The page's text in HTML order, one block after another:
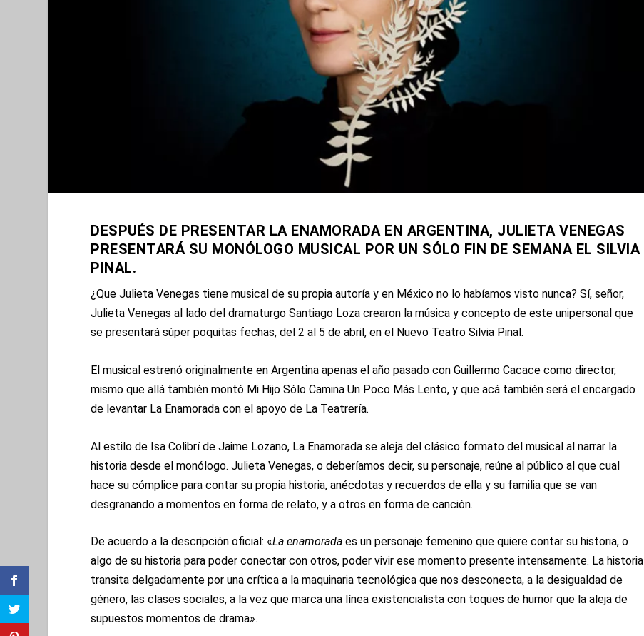
DESPUÉS DE PRESENTAR LA ENAMORADA EN ARGENTINA, JULIETA VENEGAS
PRESENTARÁ SU MONÓLOGO MUSICAL POR UN SÓLO FIN DE SEMANA EL SILVIA
PINAL.
¿Que Julieta Venegas tiene musical de su propia autoría y en México no lo habíamos visto nunca? Sí, señor,
Julieta Venegas al lado del dramaturgo Santiago Loza crearon la música y concepto de este unipersonal que
se presentará súper poquitas fechas, del 2 al 5 de abril, en el Nuevo Teatro Silvia Pinal.
El musical estrenó originalmente en Argentina apenas el año pasado con Guillermo Cacace como director,
mismo que allá también montó Mi Hijo Sólo Camina Un Poco Más Lento, y que acá también será el encargado
de levantar La Enamorada con el apoyo de La Teatrería.
Al estilo de Isa Colibrí de Jaime Lozano, La Enamorada se aleja del clásico formato del musical al narrar la
historia desde el monólogo. Julieta Venegas, o deberíamos decir, su personaje, reúne al público al que cual
hace su cómplice para contar su propia historia, anécdotas y recuerdos de ella y su familia que se van
desgranando a momentos en forma de relato, y a otros en forma de canción.
De acuerdo a la descripción oficial: «La enamoradaes un personaje femenino que quiere contar su historia, o
algo de su historia para poder conectar con otros, poder vivir ese momento presente intensamente. La historia
transita delgadamente por una crítica a la maquinaria tecnológica que nos desconecta, a la desigualdad de
género, las clases sociales, a la vez que marca una línea existencialista con toques de humor que la aleja de
supuestos momentos de drama».